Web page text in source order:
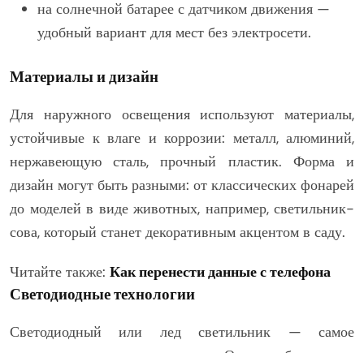
на солнечной батарее с датчиком движения —
удобный вариант для мест без электросети.
Материалы и дизайн
Для наружного освещения используют материалы,
устойчивые к влаге и коррозии: металл, алюминий,
нержавеющую сталь, прочный пластик. Форма и
дизайн могут быть разными: от классических фонарей
до моделей в виде животных, например, светильник-
сова, который станет декоративным акцентом в саду.
Читайте также: Как перенести данные с телефона
Светодиодные технологии
Светодиодный или лед светильник — самое